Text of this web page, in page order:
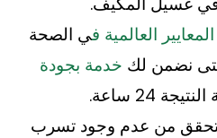
العالمية في الصحة
نضمن لك خدمة بجودة
24 ساعة.
من عدم وجود تسرب